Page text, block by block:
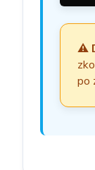
⚠️
po